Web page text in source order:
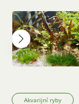
Akvarijní ryby